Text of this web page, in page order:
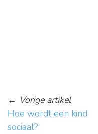
← Vorige artikel
Hoe wordt een kind
sociaal?